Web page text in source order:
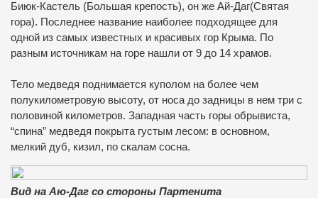
Биюк-Кастель (Большая крепость), он же Ай-Даг(Святая
гора). Последнее название наиболее подходящее для
одной из самых известных и красивых гор Крыма. По
разным источникам на горе нашли от 9 до 14 храмов.
Тело медведя поднимается куполом на более чем
полукилометровую высоту, от носа до задницы в нем три с
половиной километров. Западная часть горы обрывиста,
“спина” медведя покрыта густым лесом: в основном,
мелкий дуб, кизил, по скалам сосна.
Вид на Аю-Даг со стороны Партенита